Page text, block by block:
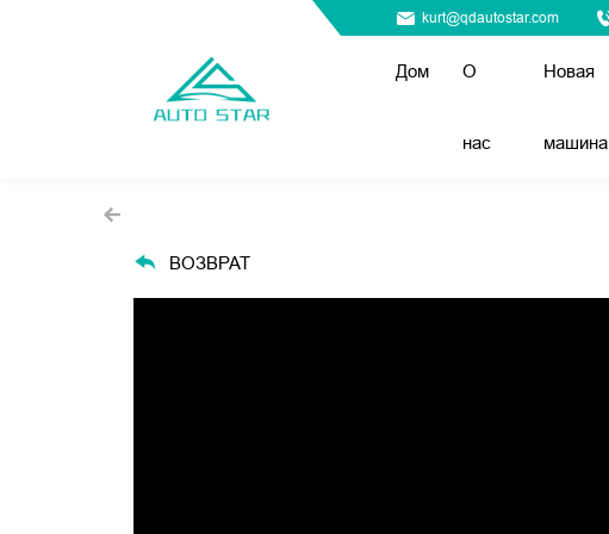
kurt@qdautostar.com
Дом О
нас
Новая
машина
ВОЗВРАТ